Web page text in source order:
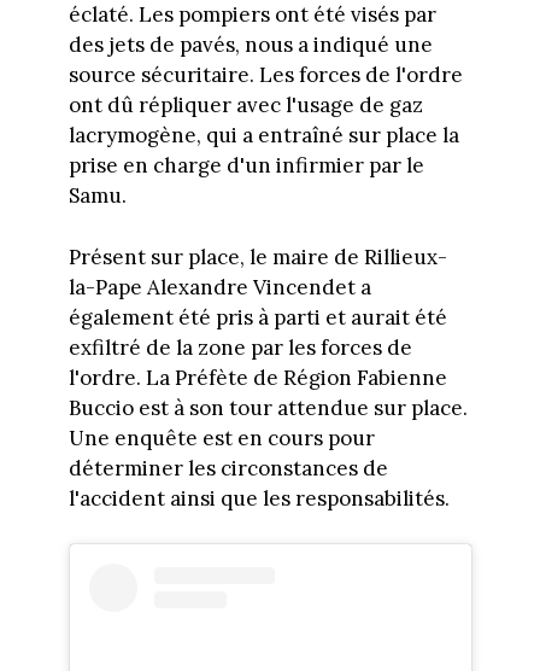
éclaté. Les pompiers ont été visés par
des jets de pavés, nous a indiqué une
source sécuritaire. Les forces de l'ordre
ont dû répliquer avec l'usage de gaz
lacrymogène, qui a entraîné sur place la
prise en charge d'un infirmier par le
Samu.
Présent sur place, le maire de Rillieux-
la-Pape Alexandre Vincendet a
également été pris à parti et aurait été
exfiltré de la zone par les forces de
l'ordre. La Préfète de Région Fabienne
Buccio est à son tour attendue sur place.
Une enquête est en cours pour
déterminer les circonstances de
l'accident ainsi que les responsabilités.